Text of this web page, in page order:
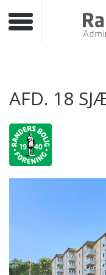
Toggle navigation
AFD. 18